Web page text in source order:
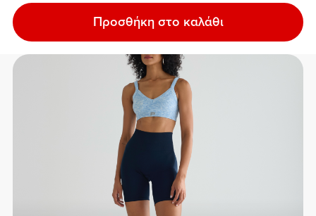
Προσθήκη στο καλάθι